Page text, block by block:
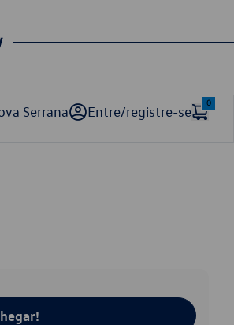
Serrana Entre/registre-se
0